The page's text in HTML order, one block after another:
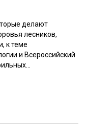
делают
лесников,
к теме
и Всероссийский